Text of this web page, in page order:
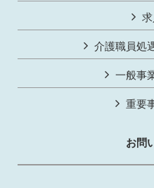
介護職員処
一般事
重要
お問